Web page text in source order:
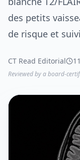
des petits
de risque et
CT Read Editorial
Reviewed by a board-